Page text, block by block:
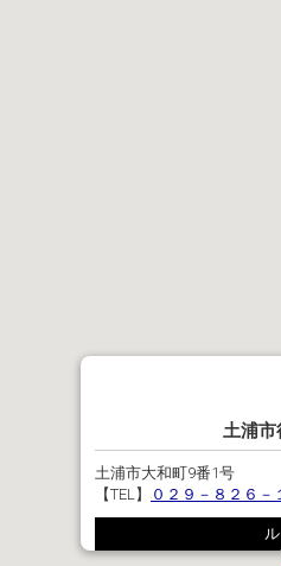
土浦
土浦市大和町9番1号
【TEL】
０２９－８２６－